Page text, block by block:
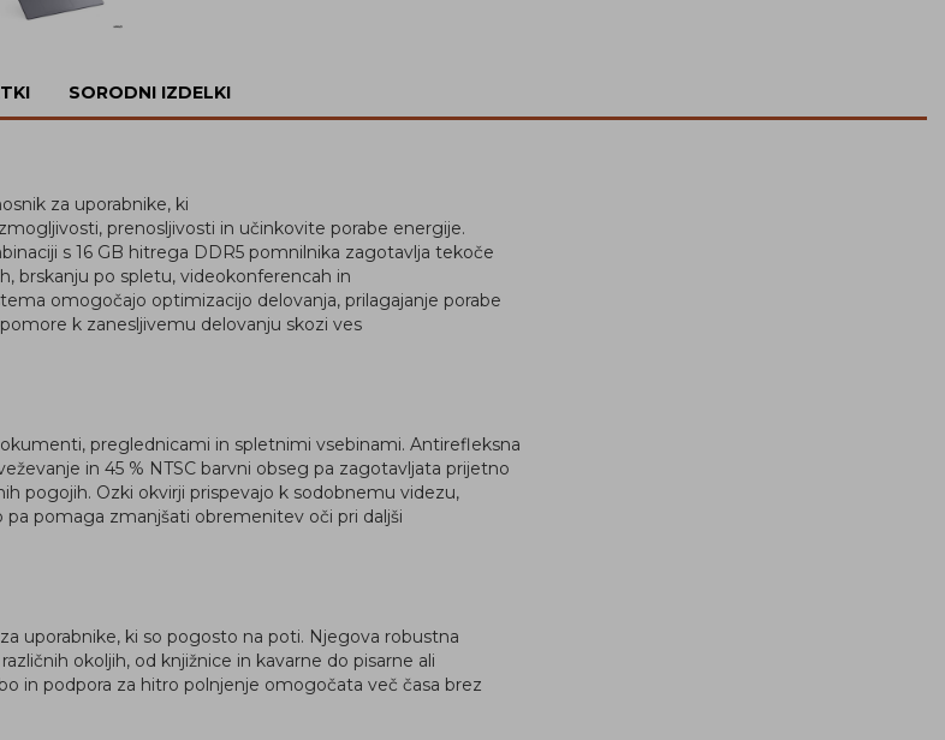
SORODNI IZDELKI
za uporabnike, ki
prenosljivosti in učinkovite porabe energije.
s 16 GB hitrega DDR5 pomnilnika zagotavlja tekoče
brskanju po spletu, videokonferencah in
omogočajo optimizacijo delovanja, prilagajanje porabe
k zanesljivemu delovanju skozi ves
preglednicami in spletnimi vsebinami. Antirefleksna
in 45 % NTSC barvni obseg pa zagotavljata prijetno
pogojih. Ozki okvirji prispevajo k sodobnemu videzu,
pomaga zmanjšati obremenitev oči pri daljši
uporabnike, ki so pogosto na poti. Njegova robustna
okoljih, od knjižnice in kavarne do pisarne ali
in podpora za hitro polnjenje omogočata več časa brez